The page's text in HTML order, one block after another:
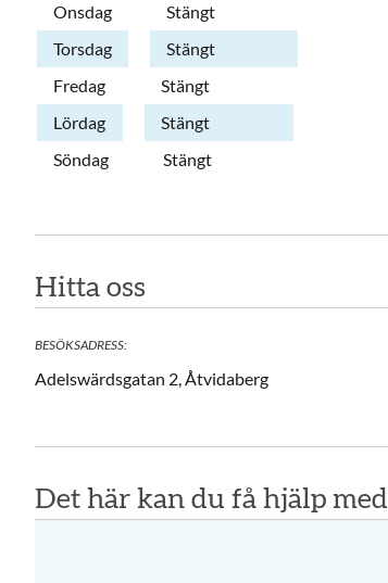
Onsdag
Stängt
Torsdag
Stängt
Fredag
Stängt
Lördag
Stängt
Söndag
Stängt
Hitta oss
BESÖKSADRESS:
Adelswärdsgatan 2, Åtvidaberg
Det här kan du få hjälp med